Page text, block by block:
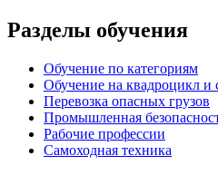
Разделы обучения
Обучение по категориям
Обучение на квадроцикл и
Перевозка опасных грузов
Промышленная
Рабочие профессии
Самоходная техника